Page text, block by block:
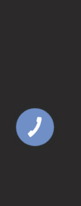
КНОПКА
СВЯЗИ